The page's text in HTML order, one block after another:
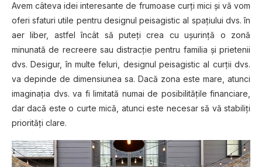
Avem câteva idei interesante de frumoase curţi mici şi vă vom
oferi sfaturi utile pentru designul peisagistic al spaţiului dvs. în
aer liber, astfel încât să puteţi crea cu uşurinţă o zonă
minunată de recreere sau distracţie pentru familia şi prietenii
dvs. Desigur, în multe feluri, designul peisagistic al curţii dvs.
va depinde de dimensiunea sa. Dacă zona este mare, atunci
imaginaţia dvs. va fi limitată numai de posibilităţile financiare,
dar dacă este o curte mică, atunci este necesar să vă stabiliţi
priorităţi clare.